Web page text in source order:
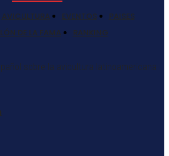
AVICULTURA EVENTOS
PAISES
DE LA FAMA
RANKING
sobre la avicultura latinoamericana